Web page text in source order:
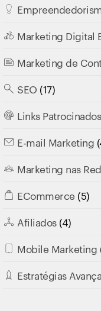
Marketing Digital
Marketing de
SEO (17)
Links Patrocinados
E-mail Marketing
Marketing nas
ECommerce (5)
Afiliados(4)
Mobile Marketing
Estratégias